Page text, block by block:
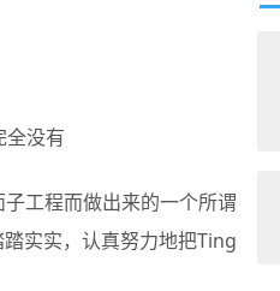
全没有
工程而做出来的一个所谓
实实，认真努力地把Ting